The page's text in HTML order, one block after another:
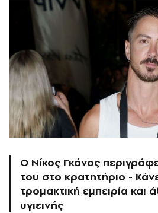
Ο Νίκος Γκάνος
του στο κρατητήριο -
τρομακτική εμπειρία και
υγιεινής